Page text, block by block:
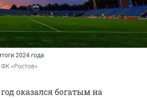
2024 года
ФК «Ростов»
оказался богатым на